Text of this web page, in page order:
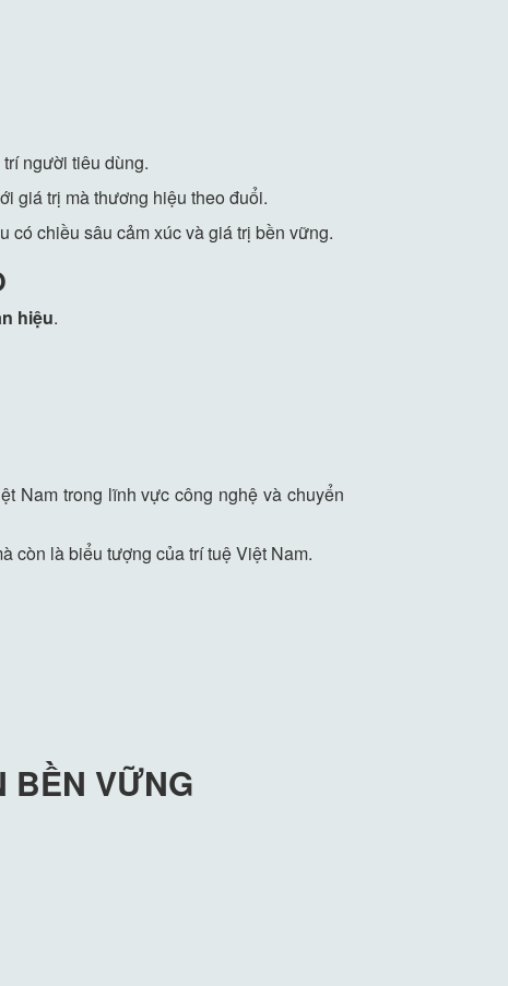
người tiêu dùng.
giá trị mà thương hiệu theo đuổi.
chiều sâu cảm xúc và giá trị bền vững.
hiệu.
Nam trong lĩnh vực công nghệ và chuyển
còn là biểu tượng của trí tuệ Việt Nam.
BỀN VỮNG